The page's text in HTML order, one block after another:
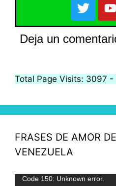
Deja un
Total Page Visits: 3097 -
FRASES DE AMOR
VENEZUELA
Reproductor
Code 150: Unknown error.